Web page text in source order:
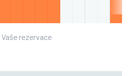
Vaše rezervace